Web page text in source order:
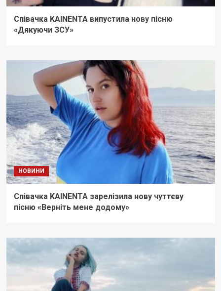
Співачка KAINENTA випустила нову пісню
«Дякуючи ЗСУ»
НОВИНИ
Співачка KAINENTA зарелізила нову чуттєву
пісню «Верніть мене додому»